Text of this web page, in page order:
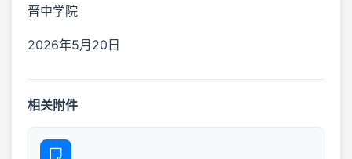
晋中学院
2026年5月20日
相关附件